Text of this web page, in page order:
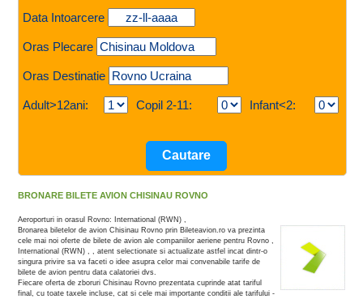
Data Intoarcere
Oras Plecare
Oras Destinatie
Adult>12ani: Copil 2-11: Infant<2:
BRONARE BILETE AVION CHISINAU ROVNO
Aeroporturi in orasul Rovno: International (RWN) ,
Bronarea biletelor de avion Chisinau Rovno prin Bileteavion.ro va prezinta
cele mai noi oferte de bilete de avion ale companiilor aeriene pentru Rovno ,
International (RWN) , , atent selectionate si actualizate astfel incat dintr-o
singura privire sa va faceti o idee asupra celor mai convenabile tarife de
bilete de avion pentru data calatoriei dvs.
Fiecare oferta de zboruri Chisinau Rovno prezentata cuprinde atat tariful
final, cu toate taxele incluse, cat si cele mai importante conditii ale tarifului -